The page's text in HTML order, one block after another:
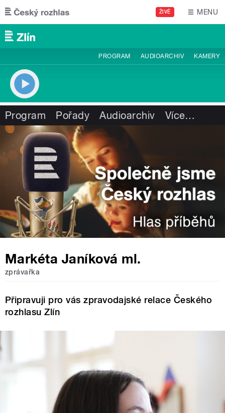
Přejít k hlavnímu obsahu
ŽIVĚ MENU
PROGRAM AUDIOARCHIV KAMERY
Program Pořady Audioarchiv Více…
Markéta Janíková ml.
zprávařka
Připravuji pro vás zpravodajské relace Českého
rozhlasu Zlín